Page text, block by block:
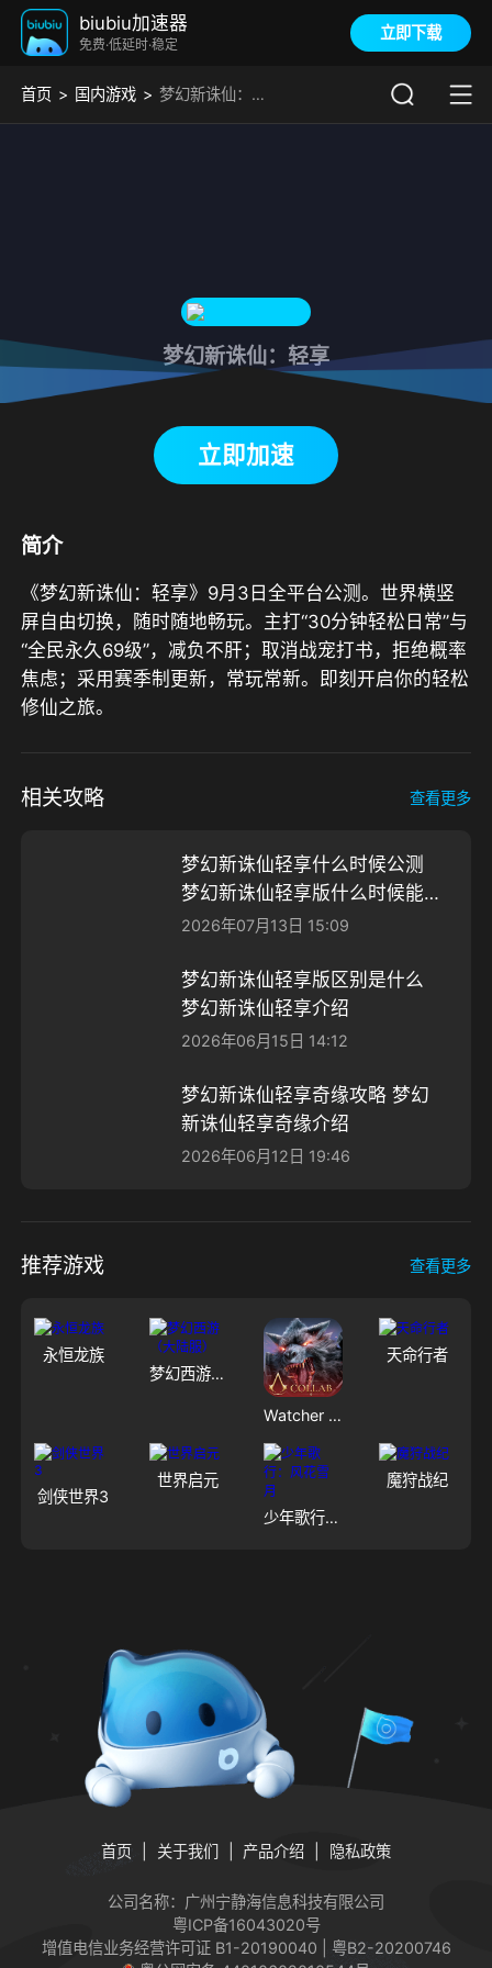
biubiu加速器
免费·低延时·稳定
立即下载
首页 国内游戏 梦幻新诛仙：轻享加速器
梦幻新诛仙：轻享
立即加速
简介
《梦幻新诛仙：轻享》9月3日全平台公测。世界横竖
屏自由切换，随时随地畅玩。主打“30分钟轻松日常”与
“全民永久69级”，减负不肝；取消战宠打书，拒绝概率
焦虑；采用赛季制更新，常玩常新。即刻开启你的轻松
修仙之旅。
相关攻略 查看更多
梦幻新诛仙轻享什么时候公测
梦幻新诛仙轻享版什么时候能上
线介绍
2026年07月13日 15:09
梦幻新诛仙轻享版区别是什么
梦幻新诛仙轻享介绍
2026年06月15日 14:12
梦幻新诛仙轻享奇缘攻略 梦幻
新诛仙轻享奇缘介绍
2026年06月12日 19:46
推荐游戏 查看更多
永恒龙族
梦幻西游（大陆服）
Watcher of Realms - US
天命行者
剑侠世界3
世界启元
少年歌行：风花雪月
魔狩战纪
首页 关于我们 产品介绍 隐私政策
公司名称：广州宁静海信息科技有限公司
粤ICP备16043020号
增值电信业务经营许可证 B1-20190040 | 粤B2-20200746